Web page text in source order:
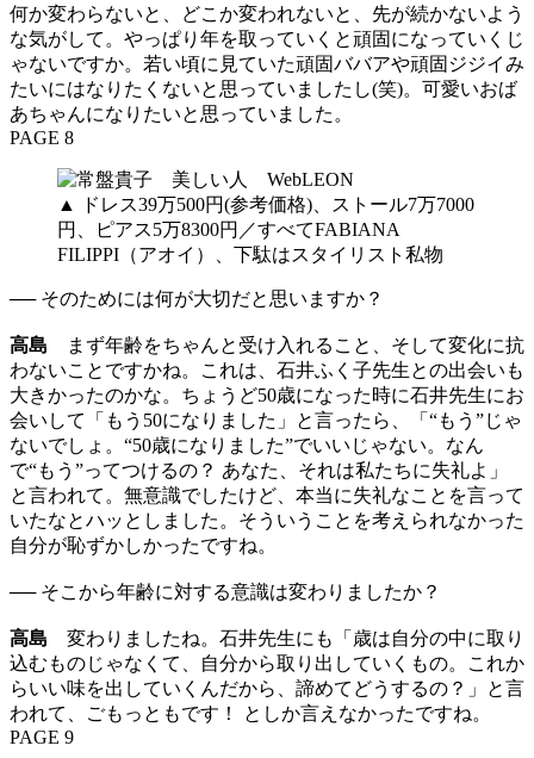
何か変わらないと、どこか変われないと、先が続かないよう
な気がして。やっぱり年を取っていくと頑固になっていくじ
ゃないですか。若い頃に見ていた頑固ババアや頑固ジジイみ
たいにはなりたくないと思っていましたし(笑)。可愛いおば
あちゃんになりたいと思っていました。
PAGE 8
▲ ドレス39万500円(参考価格)、ストール7万7000
円、ピアス5万8300円／すべてFABIANA
FILIPPI（アオイ）、下駄はスタイリスト私物
── そのためには何が大切だと思いますか？
高島 まず年齢をちゃんと受け入れること、そして変化に抗
わないことですかね。これは、石井ふく子先生との出会いも
大きかったのかな。ちょうど50歳になった時に石井先生にお
会いして「もう50になりました」と言ったら、「“もう”じゃ
ないでしょ。“50歳になりました”でいいじゃない。なん
で“もう”ってつけるの？ あなた、それは私たちに失礼よ」
と言われて。無意識でしたけど、本当に失礼なことを言って
いたなとハッとしました。そういうことを考えられなかった
自分が恥ずかしかったですね。
── そこから年齢に対する意識は変わりましたか？
高島 変わりましたね。石井先生にも「歳は自分の中に取り
込むものじゃなくて、自分から取り出していくもの。これか
らいい味を出していくんだから、諦めてどうするの？」と言
われて、ごもっともです！ としか言えなかったですね。
PAGE 9